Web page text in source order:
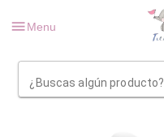
Menu
¿Buscas algún producto?